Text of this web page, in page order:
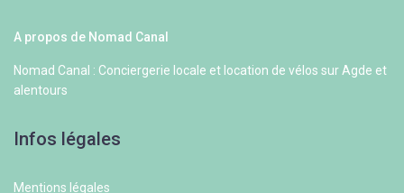
A propos de Nomad Canal
Nomad Canal : Conciergerie locale et location de vélos sur Agde et
alentours
Infos légales
Mentions légales